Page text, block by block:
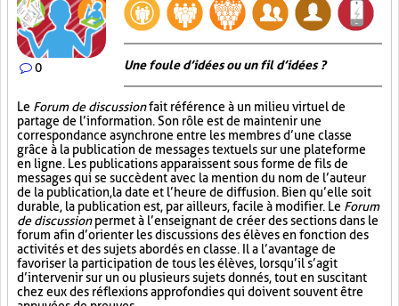
0 Une foule d’idées ou un fil d’idées ?
Le Forum de discussionfait référence à un milieu virtuel de
partage de l’information. Son rôle est de maintenir une
correspondance asynchrone entre les membres d’une classe
grâce à la publication de messages textuels sur une plateforme
en ligne. Les publications apparaissent sous forme de fils de
messages qui se succèdent avec la mention du nom de l’auteur
de la publication, la date et l’heure de diffusion. Bien qu’elle soit
durable, la publication est, par ailleurs, facile à modifier. Le Forum
de discussionpermet à l’enseignant de créer des sections dans le
forum afin d’orienter les discussions des élèves en fonction des
activités et des sujets abordés en classe. Il a l’avantage de
favoriser la participation de tous les élèves, lorsqu’il s’agit
d’intervenir sur un ou plusieurs sujets donnés, tout en suscitant
chez eux des réflexions approfondies qui doivent souvent être